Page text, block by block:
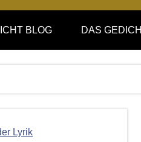
BLOG DAS